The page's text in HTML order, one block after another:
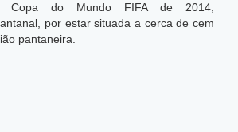
Copa do Mundo FIFA de 2014,
por estar situada a cerca de cem
pantaneira.